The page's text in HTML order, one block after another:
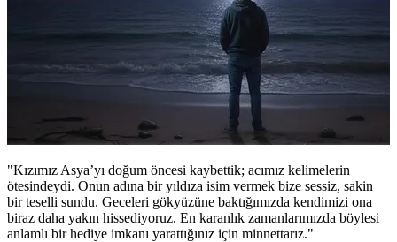
"Kızımız Asya’yı doğum öncesi kaybettik; acımız kelimelerin
ötesindeydi. Onun adına bir yıldıza isim vermek bize sessiz, sakin
bir teselli sundu. Geceleri gökyüzüne baktığımızda kendimizi ona
biraz daha yakın hissediyoruz. En karanlık zamanlarımızda böylesi
anlamlı bir hediye imkanı yarattığınız için minnettarız."